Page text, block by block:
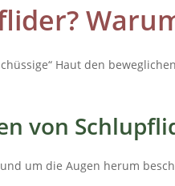
Haut den
von
um die Augen herum